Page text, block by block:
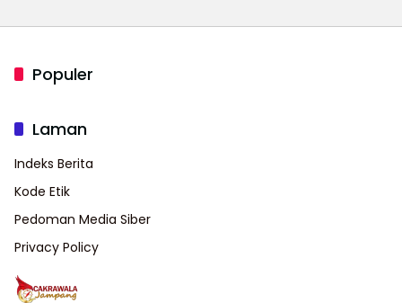
Populer
Laman
Indeks Berita
Kode Etik
Pedoman Media Siber
Privacy Policy